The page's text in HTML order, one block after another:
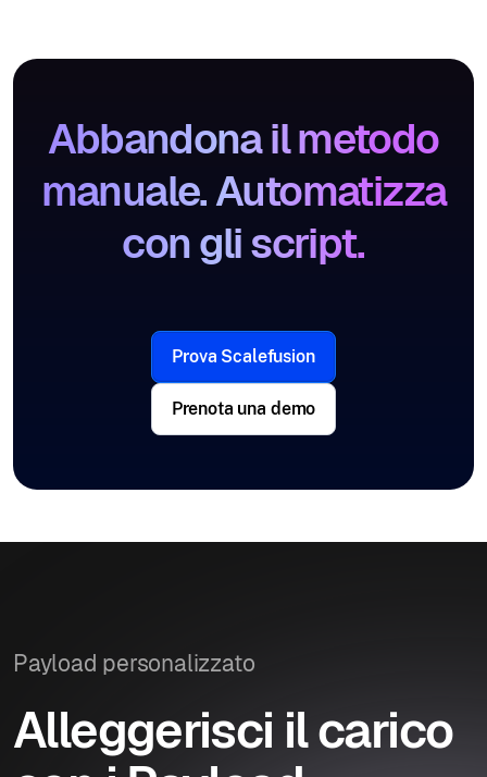
Abbandona il metodo
manuale. Automatizza
con gli script.
Prova Scalefusion
Prenota una demo
Payload personalizzato
Alleggerisci il carico